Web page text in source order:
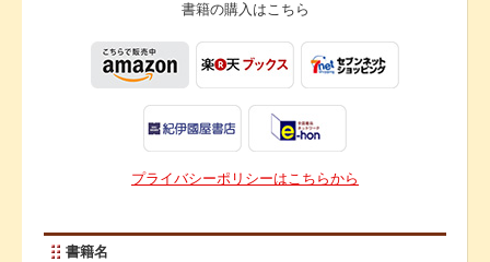
書籍の購入はこちら
プライバシーポリシーはこちらから
書籍名